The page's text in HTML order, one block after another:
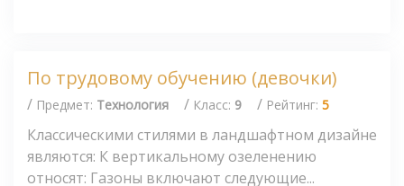
По трудовому обучению (девочки)
/ Предмет: Технология / Класс: 9 / Рейтинг: 5
Классическими стилями в ландшафтном дизайне
являются: К вертикальному озеленению
относят: Газоны включают следующие...